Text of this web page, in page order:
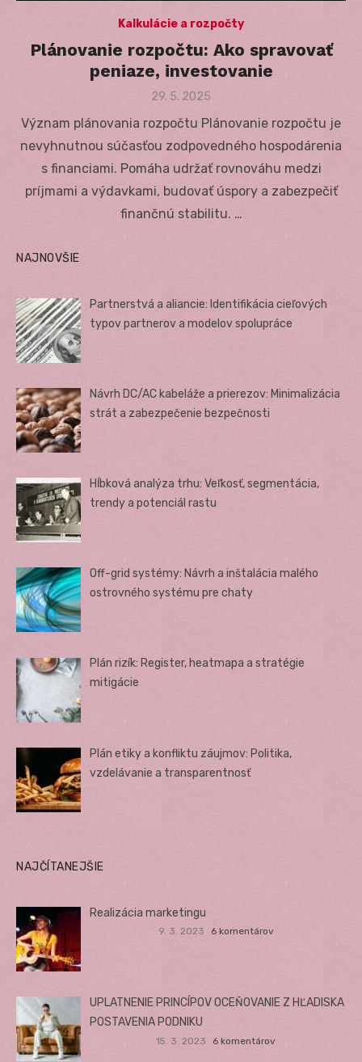
Kalkulácie a rozpočty
Plánovanie rozpočtu: Ako spravovať
peniaze, investovanie
Posted
29. 5. 2025
Význam plánovania rozpočtu Plánovanie rozpočtu je
nevyhnutnou súčasťou zodpovedného hospodárenia
s financiami. Pomáha udržať rovnováhu medzi
príjmami a výdavkami, budovať úspory a zabezpečiť
finančnú stabilitu. …
NAJNOVŠIE
Partnerstvá a aliancie: Identifikácia cieľových
typov partnerov a modelov spolupráce
Návrh DC/AC kabeláže a prierezov: Minimalizácia
strát a zabezpečenie bezpečnosti
Hĺbková analýza trhu: Veľkosť, segmentácia,
trendy a potenciál rastu
Off-grid systémy: Návrh a inštalácia malého
ostrovného systému pre chaty
Plán rizík: Register, heatmapa a stratégie
mitigácie
Plán etiky a konfliktu záujmov: Politika,
vzdelávanie a transparentnosť
NAJČÍTANEJŠIE
Realizácia marketingu
9. 3. 2023 6 komentárov
UPLATNENIE PRINCÍPOV OCEŇOVANIE Z HĽADISKA
POSTAVENIA PODNIKU
15. 3. 2023 6 komentárov